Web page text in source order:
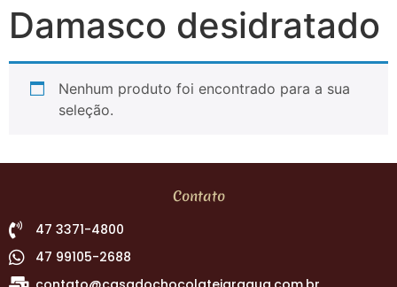
Damasco desidratado
Nenhum produto foi encontrado para a sua
seleção.
Contato
47 3371-4800
47 99105-2688